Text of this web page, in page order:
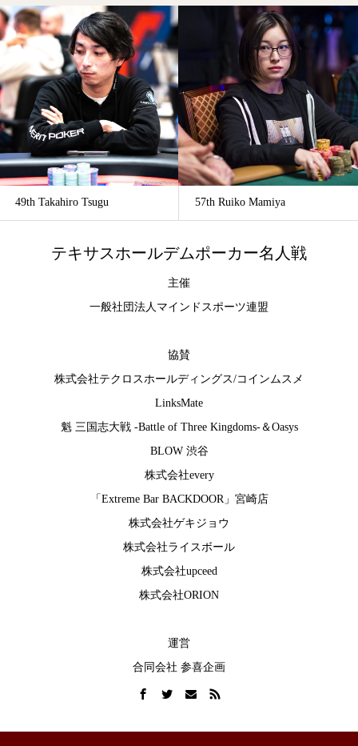
49th Takahiro Tsugu 57th Ruiko Mamiya
テキサスホールデムポーカー名人戦
主催
一般社団法人マインドスポーツ連盟
協賛
株式会社テクロスホールディングス/コインムスメ
LinksMate
魁 三国志大戦 -Battle of Three Kingdoms-＆Oasys
BLOW 渋谷
株式会社every
「Extreme Bar BACKDOOR」宮崎店
株式会社ゲキジョウ
株式会社ライスボール
株式会社upceed
株式会社ORION
運営
合同会社 参喜企画